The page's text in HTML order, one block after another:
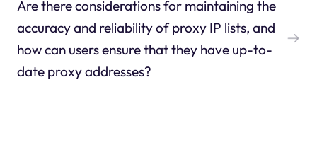
Are there considerations for maintaining the
accuracy and reliability of proxy IP lists, and
how can users ensure that they have up-to-
date proxy addresses?